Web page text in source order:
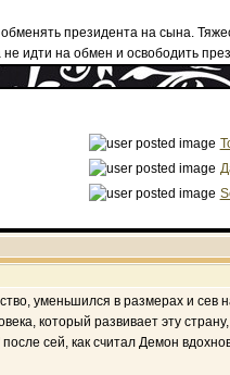
президента на сына.
не идти на обмен и освободить
уменьшился в размерах и
который развивает эту
сей, как считал Демон